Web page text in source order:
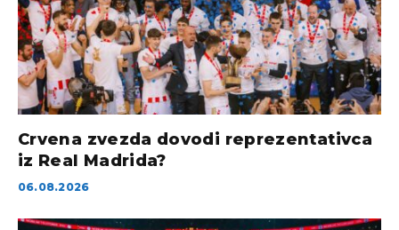
Crvena zvezda dovodi reprezentativca
iz Real Madrida?
06.08.2026